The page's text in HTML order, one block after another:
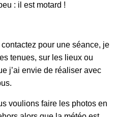
: il est motard !
pour une séance, je
tenues, sur les lieux ou
j’ai envie de réaliser avec
voulions faire les photos en